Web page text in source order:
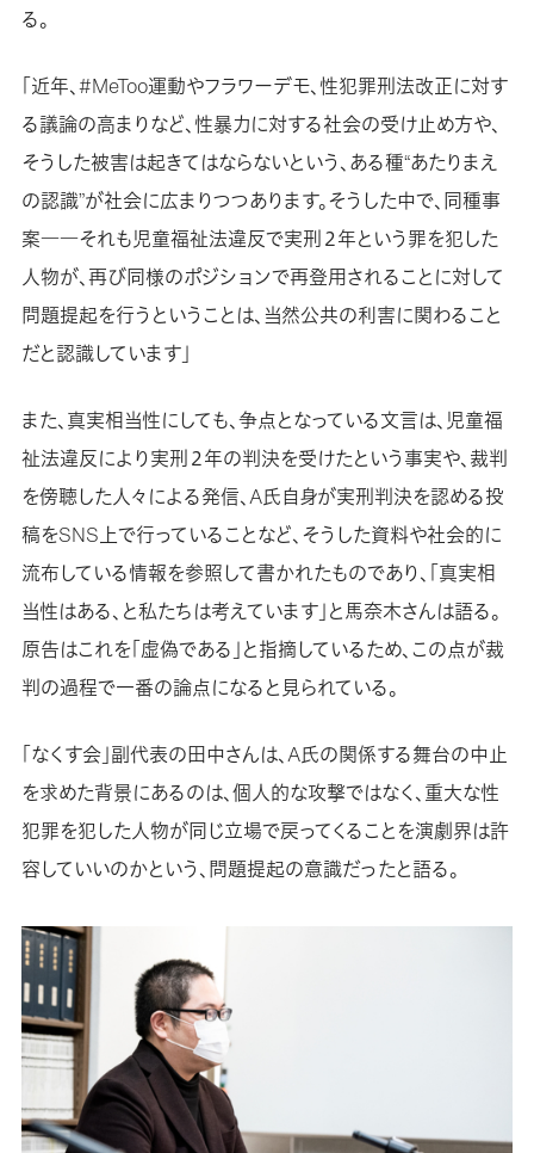
る。
「近年、#MeToo運動やフラワーデモ、性犯罪刑法改正に対す
る議論の高まりなど、性暴力に対する社会の受け止め方や、
そうした被害は起きてはならないという、ある種“あたりまえ
の認識”が社会に広まりつつあります。そうした中で、同種事
案――それも児童福祉法違反で実刑２年という罪を犯した
人物が、再び同様のポジションで再登用されることに対して
問題提起を行うということは、当然公共の利害に関わること
だと認識しています」
また、真実相当性にしても、争点となっている文言は、児童福
祉法違反により実刑２年の判決を受けたという事実や、裁判
を傍聴した人々による発信、A氏自身が実刑判決を認める投
稿をSNS上で行っていることなど、そうした資料や社会的に
流布している情報を参照して書かれたものであり、「真実相
当性はある、と私たちは考えています」と馬奈木さんは語る。
原告はこれを「虚偽である」と指摘しているため、この点が裁
判の過程で一番の論点になると見られている。
「なくす会」副代表の田中さんは、A氏の関係する舞台の中止
を求めた背景にあるのは、個人的な攻撃ではなく、重大な性
犯罪を犯した人物が同じ立場で戻ってくることを演劇界は許
容していいのかという、問題提起の意識だったと語る。